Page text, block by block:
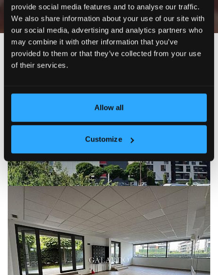
provide social media features and to analyse our traffic.
We also share information about your use of our site with
our social media, advertising and analytics partners who
may combine it with other information that you’ve
provided to them or that they’ve collected from your use
of their services.
Allow all
Customize
Най-нови Цена (възходящо) Цена (низходящо)